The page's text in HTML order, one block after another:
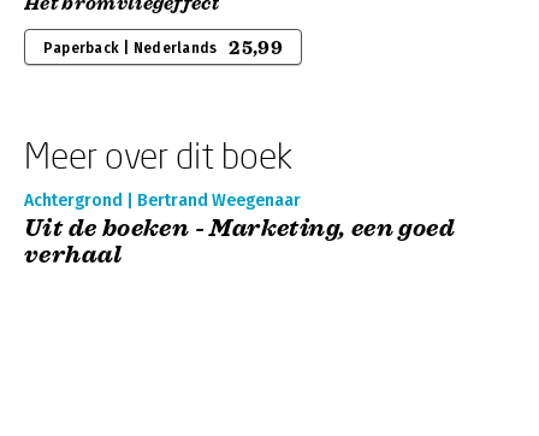
Paperback | Nederlands 25,99
Meer over dit boek
Achtergrond | Bertrand Weegenaar
Uit de boeken - Marketing, een goed
verhaal